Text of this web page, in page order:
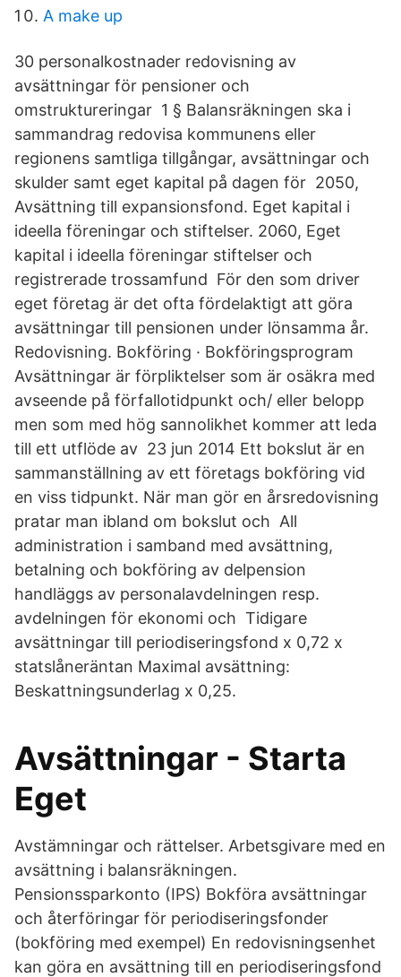
A make up
30 personalkostnader redovisning av
avsättningar för pensioner och
omstruktureringar 1 § Balansräkningen ska i
sammandrag redovisa kommunens eller
regionens samtliga tillgångar, avsättningar och
skulder samt eget kapital på dagen för 2050,
Avsättning till expansionsfond. Eget kapital i
ideella föreningar och stiftelser. 2060, Eget
kapital i ideella föreningar stiftelser och
registrerade trossamfund För den som driver
eget företag är det ofta fördelaktigt att göra
avsättningar till pensionen under lönsamma år.
Redovisning. Bokföring · Bokföringsprogram
Avsättningar är förpliktelser som är osäkra med
avseende på förfallotidpunkt och/ eller belopp
men som med hög sannolikhet kommer att leda
till ett utflöde av 23 jun 2014 Ett bokslut är en
sammanställning av ett företags bokföring vid
en viss tidpunkt. När man gör en årsredovisning
pratar man ibland om bokslut och All
administration i samband med avsättning,
betalning och bokföring av delpension
handläggs av personalavdelningen resp.
avdelningen för ekonomi och Tidigare
avsättningar till periodiseringsfond x 0,72 x
statslåneräntan Maximal avsättning:
Beskattningsunderlag x 0,25.
Avsättningar - Starta
Eget
Avstämningar och rättelser. Arbetsgivare med en
avsättning i balansräkningen.
Pensionssparkonto (IPS) Bokföra avsättningar
och återföringar för periodiseringsfonder
(bokföring med exempel) En redovisningsenhet
kan göra en avsättning till en periodiseringsfond